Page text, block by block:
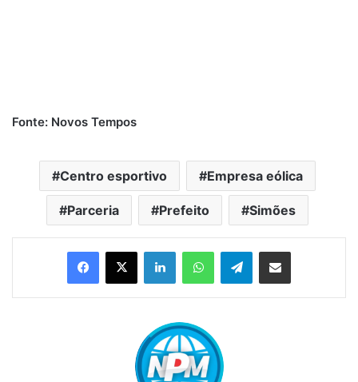
Fonte: Novos Tempos
Centro esportivo Empresa eólica
Parceria Prefeito Simões
Telegram